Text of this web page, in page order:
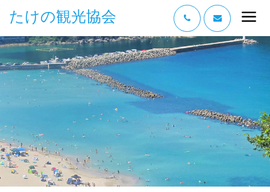
たけの観光協会
“たけの” の魅力
過ごし方
みどころ
泊まる
おみやげ